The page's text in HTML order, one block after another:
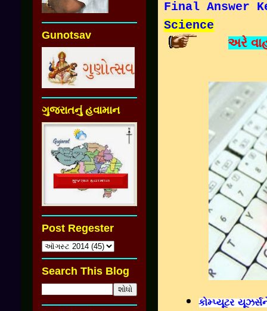
Final Answer
Science
અરે
કોમ્પ્યૂટર
Gunotsav
ગુજરાતનું હવામાન
Post Regester
Search This Blog